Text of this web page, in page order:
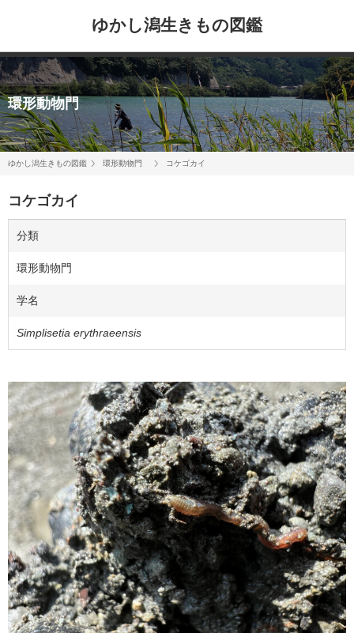
ゆかし潟生きもの図鑑
環形動物門
ゆかし潟生きもの図鑑 環形動物門 コケゴカイ
コケゴカイ
分類
環形動物門
学名
Simplisetia erythraeensis